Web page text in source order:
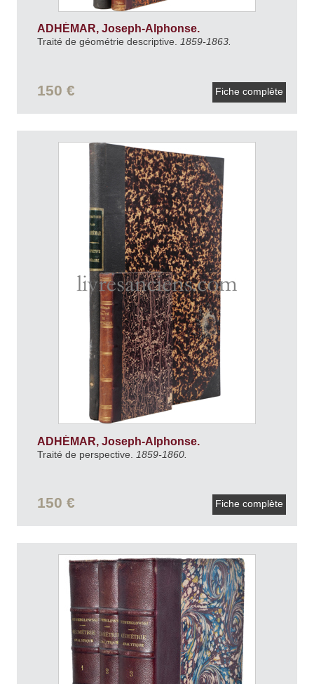
ADHÉMAR, Joseph-Alphonse.
Traité de géométrie descriptive. 1859-1863.
150 € Fiche complète
ADHÉMAR, Joseph-Alphonse.
Traité de perspective. 1859-1860.
150 € Fiche complète